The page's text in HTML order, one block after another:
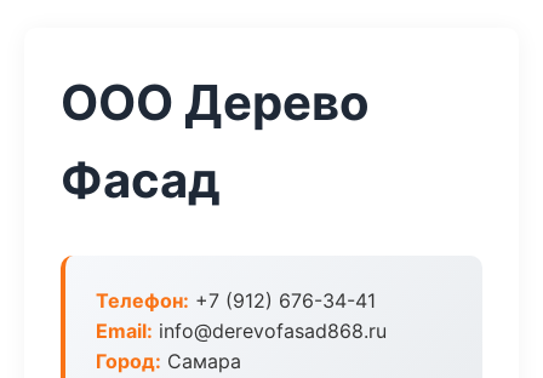
ООО Дерево
Фасад
Телефон: +7 (912) 676-34-41
Email: info@derevofasad868.ru
Город: Самара